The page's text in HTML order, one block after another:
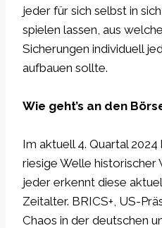
jeder für sich selbst in
spielen lassen, aus
Sicherungen individuell
aufbauen sollte.
Wie geht’s an den
Im aktuell 4. Quartal
riesige Welle historischer
jeder erkennt diese
Zeitalter. BRICS+, US-
Chaos in der deutschen